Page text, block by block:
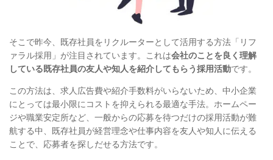
そこで昨今、既存社員をリクルーターとして活用する方法「リフ
ァラル採用」が注目されています。これは会社のことを良く理解
している既存社員の友人や知人を紹介してもらう採用活動です。
この方法は、求人広告費や紹介手数料がいらないため、中小企業
にとっては最小限にコストを抑えられる最適な手法。ホームペー
ジや職業安定所など、一般からの応募を待つだけの採用活動が難
航する中、既存社員が経営理念や仕事内容を友人や知人に伝える
ことで、応募者を探しだせる方法です。